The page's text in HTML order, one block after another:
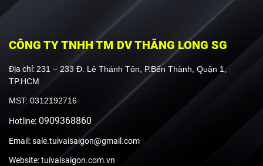
CÔNG TY TNHH TM DV THĂNG LONG SG
Địa chỉ:231 – 233 Đ. Lê Thánh Tôn, P.Bến Thành, Quận 1,
TP.HCM
MST: 0312192716
Hotline: 0909368860
Email: sale.tuivaisaigon@gmail.com
Website: tuivaisaigon.com.vn